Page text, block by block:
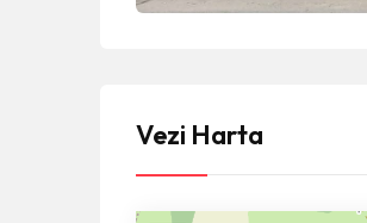
Vezi Harta